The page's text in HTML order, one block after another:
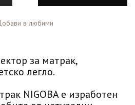
в любими
за матрак,
легло.
NIGOBA е изработен